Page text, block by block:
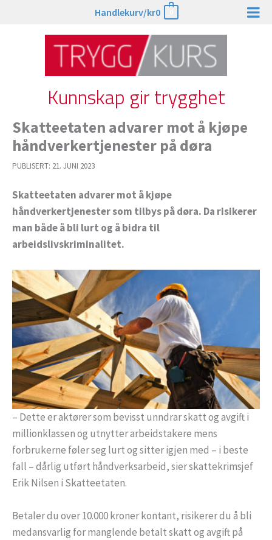
Handlekurv/kr0
Kunnskap gir trygghet
Skatteetaten advarer mot å kjøpe
håndverkertjenester på døra
PUBLISERT: 21. JUNI 2023
Skatteetaten advarer mot å kjøpe
håndverkertjenester som tilbys på døra. Da risikerer
man både å bli lurt og å bidra til
arbeidslivskriminalitet.
– Dette er aktører som bevisst unndrar skatt og avgift i
millionklassen og utnytter arbeidstakere mens
forbrukerne føler seg lurt og sitter igjen med – i beste
fall – dårlig utført håndverksarbeid, sier skattekrimsjef
Erik Nilsen i Skatteetaten.
Betaler du over 10.000 kroner kontant, risikerer du å bli
medansvarlig for manglende betalt skatt og avgift på